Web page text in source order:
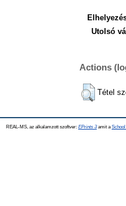
Utolsó
Actions
Tétel
REAL-MS, az alkalamzott szoftver: EPrints 3amit a